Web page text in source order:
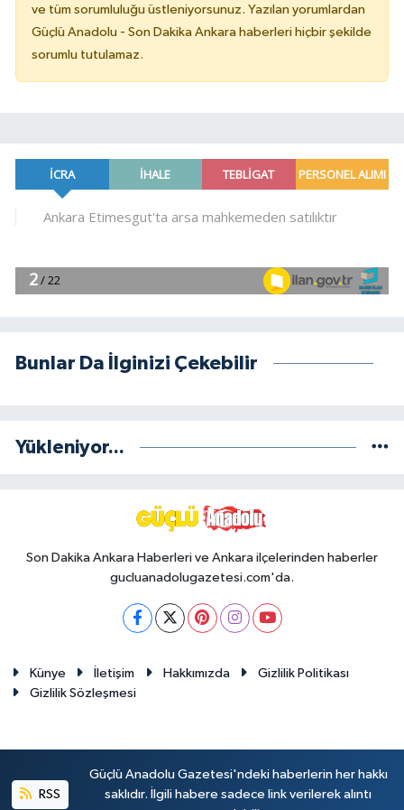
ve tüm sorumluluğu üstleniyorsunuz. Yazılan yorumlardan
Güçlü Anadolu - Son Dakika Ankara haberleri hiçbir şekilde
sorumlu tutulamaz.
Bunlar Da İlginizi Çekebilir
Yükleniyor...
Son Dakika Ankara Haberleri ve Ankara ilçelerinden haberler
gucluanadolugazetesi.com'da.
Künye İletişim Hakkımızda
Gizlilik Politikası
Gizlilik Sözleşmesi
RSS
Güçlü Anadolu Gazetesi'ndeki haberlerin her hakkı
saklıdır. İlgili habere sadece link verilerek alıntı